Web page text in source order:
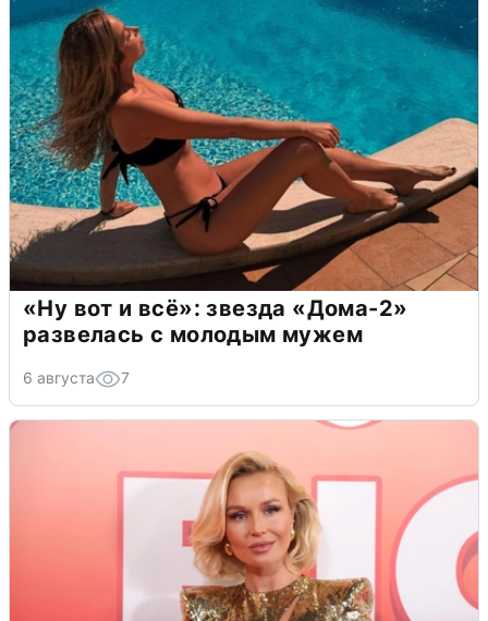
«Ну вот и всё»: звезда «Дома-2»
развелась с молодым мужем
6 августа 7